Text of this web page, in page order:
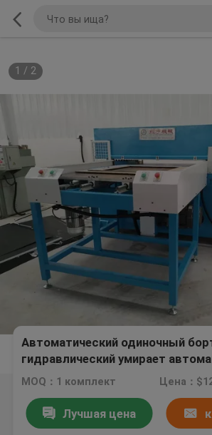
1 / 2
Автоматический одиночный
гидравлический умирает
для ЕВА/пены
MOQ：1 комплект Цена：
Лучшая цена